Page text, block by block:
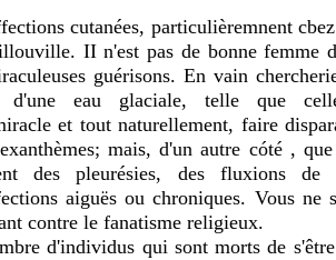
cutanées, particulièremnent
II n'est pas de bonne femme
guérisons. En vain
d'une eau glaciale, telle que
et tout naturellement, faire
mais, d'un autre cóté ,
des pleurésies, des fluxions de
aiguës ou chroniques. Vous ne
contre le fanatisme religieux.
d'individus qui sont morts de